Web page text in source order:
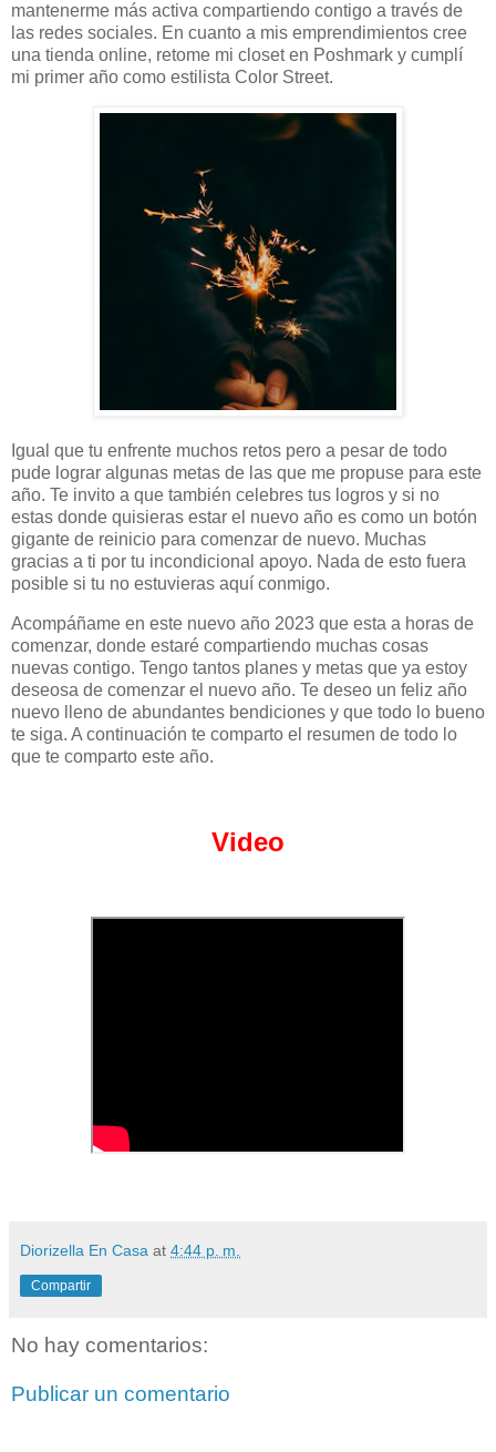
mantenerme más activa compartiendo contigo a través de
las redes sociales. En cuanto a mis emprendimientos cree
una tienda online, retome mi closet en Poshmark y cumplí
mi primer año como estilista Color Street.
Igual que tu enfrente muchos retos pero a pesar de todo
pude lograr algunas metas de las que me propuse para este
año. Te invito a que también celebres tus logros y si no
estas donde quisieras estar el nuevo año es como un botón
gigante de reinicio para comenzar de nuevo. Muchas
gracias a ti por tu incondicional apoyo. Nada de esto fuera
posible si tu no estuvieras aquí conmigo.
Acompáñame en este nuevo año 2023 que esta a horas de
comenzar, donde estaré compartiendo muchas cosas
nuevas contigo. Tengo tantos planes y metas que ya estoy
deseosa de comenzar el nuevo año. Te deseo un feliz año
nuevo lleno de abundantes bendiciones y que todo lo bueno
te siga. A continuación te comparto el resumen de todo lo
que te comparto este año.
Video
Diorizella En Casa at 4:44 p. m.
Compartir
No hay comentarios:
Publicar un comentario